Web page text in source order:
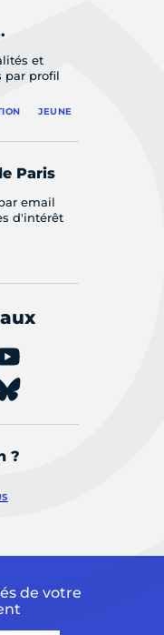
et
par profil
JEUNE
Paris
email
d'intérêt
?
de votre